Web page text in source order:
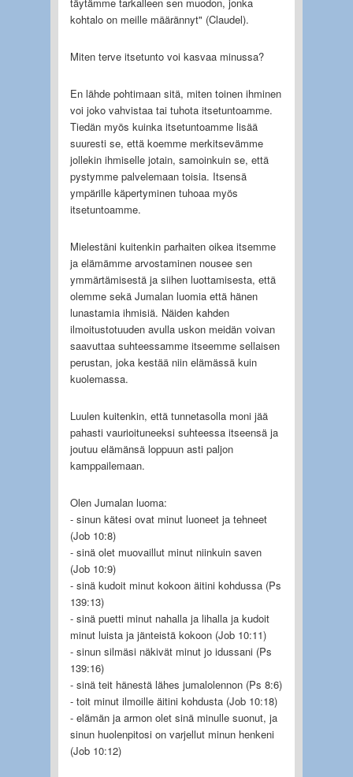
kohtalo on meille määrännyt" (Claudel).
Miten terve itsetunto voi kasvaa minussa?
En lähde pohtimaan sitä, miten toinen ihminen
voi joko vahvistaa tai tuhota itsetuntoamme.
Tiedän myös kuinka itsetuntoamme lisää
suuresti se, että koemme merkitsevämme
jollekin ihmiselle jotain, samoinkuin se, että
pystymme palvelemaan toisia. Itsensä
ympärille käpertyminen tuhoaa myös
itsetuntoamme.
Mielestäni kuitenkin parhaiten oikea itsemme
ja elämämme arvostaminen nousee sen
ymmärtämisestä ja siihen luottamisesta, että
olemme sekä Jumalan luomia että hänen
lunastamia ihmisiä. Näiden kahden
ilmoitustotuuden avulla uskon meidän voivan
saavuttaa suhteessamme itseemme sellaisen
perustan, joka kestää niin elämässä kuin
kuolemassa.
Luulen kuitenkin, että tunnetasolla moni jää
pahasti vaurioituneeksi suhteessa itseensä ja
joutuu elämänsä loppuun asti paljon
kamppailemaan.
Olen Jumalan luoma:
- sinun kätesi ovat minut luoneet ja tehneet
(Job 10:8)
- sinä olet muovaillut minut niinkuin saven
(Job 10:9)
- sinä kudoit minut kokoon äitini kohdussa (Ps
139:13)
- sinä puetti minut nahalla ja lihalla ja kudoit
minut luista ja jänteistä kokoon (Job 10:11)
- sinun silmäsi näkivät minut jo idussani (Ps
139:16)
- sinä teit hänestä lähes jumalolennon (Ps 8:6)
- toit minut ilmoille äitini kohdusta (Job 10:18)
- elämän ja armon olet sinä minulle suonut, ja
sinun huolenpitosi on varjellut minun henkeni
(Job 10:12)